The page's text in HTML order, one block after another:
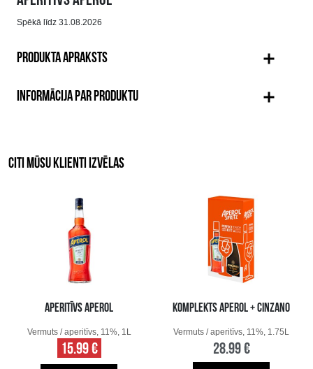
Spēkā līdz 31.08.2026
PRODUKTA APRAKSTS
INFORMĀCIJA PAR PRODUKTU
CITI MŪSU KLIENTI IZVĒLAS
APERITĪVS APEROL
Vermuts / aperitīvs, 11%, 1L
15.99 €
KOMPLEKTS APEROL + CINZANO
Vermuts / aperitīvs, 11%, 1.75L
28.99 €